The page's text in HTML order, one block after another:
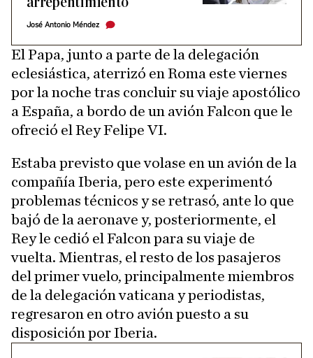
José Antonio Méndez
El Papa, junto a parte de la delegación
eclesiástica, aterrizó en Roma este viernes
por la noche tras concluir su viaje apostólico
a España, a bordo de un avión Falcon que le
ofreció el Rey Felipe VI.
Estaba previsto que volase en un avión de la
compañía Iberia, pero este experimentó
problemas técnicos y se retrasó, ante lo que
bajó de la aeronave y, posteriormente, el
Rey le cedió el Falcon para su viaje de
vuelta. Mientras, el resto de los pasajeros
del primer vuelo, principalmente miembros
de la delegación vaticana y periodistas,
regresaron en otro avión puesto a su
disposición por Iberia.